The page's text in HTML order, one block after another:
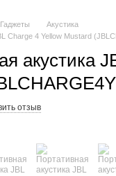
Гаджеты
Акустика
Charge 4 Yellow Mustard
акустика
отзыв